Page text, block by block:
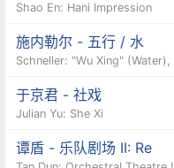
Shao En: Hani Impression
施内勒尔 - 五行 / 水
Schneller: "Wu Xing"
于京君 - 社戏
Julian Yu: She Xi
谭盾 - 乐队剧场 II: Re